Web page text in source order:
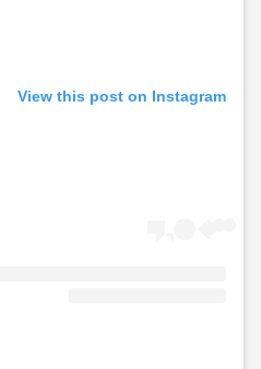
View this post on Instagram